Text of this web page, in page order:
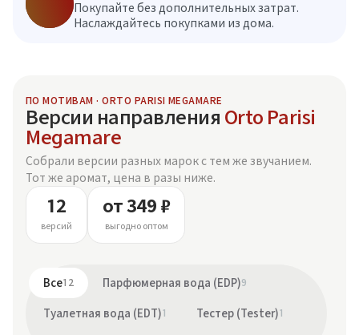
Покупайте без дополнительных затрат.
Наслаждайтесь покупками из дома.
ПО МОТИВАМ · ORTO PARISI MEGAMARE
Версии направления Orto Parisi
Megamare
Собрали версии разных марок с тем же звучанием.
Тот же аромат, цена в разы ниже.
12
версий
от 349 ₽
выгодно оптом
Все12 Парфюмерная вода (EDP)9
Туалетная вода (EDT)1 Тестер (Tester)1